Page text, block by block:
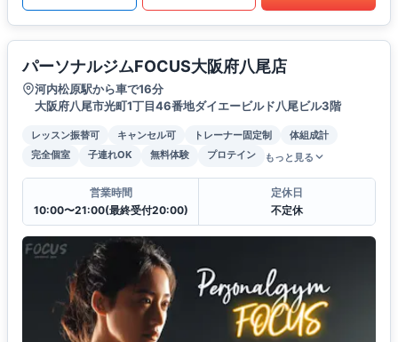
パーソナルジムFOCUS大阪府八尾店
河内松原駅から車で16分
大阪府八尾市光町1丁目46番地ダイエービルド八尾ビル3階
レッスン振替可 キャンセル可 トレーナー固定制
体組成計
完全個室
子連れOK 無料体験 プロテイン もっと見る
営業時間
10:00〜21:00(最終受付20:00)
定休日
不定休